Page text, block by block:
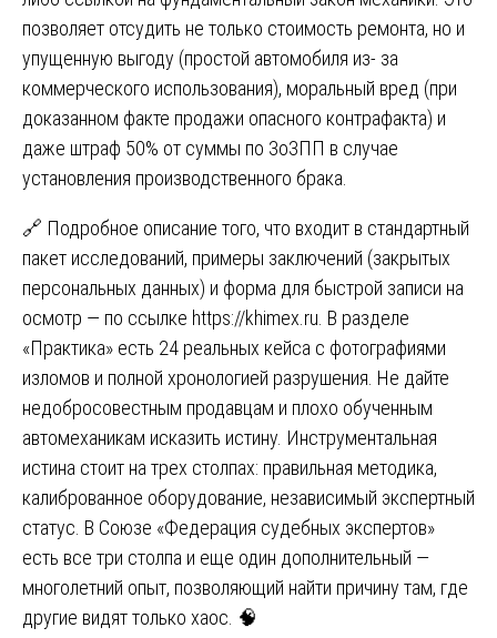
позволяет отсудить не только стоимость ремонта, но и
упущенную выгоду (простой автомобиля из- за
коммерческого использования), моральный вред (при
доказанном факте продажи опасного контрафакта) и
даже штраф 50% от суммы по ЗоЗПП в случае
установления производственного брака.
🔗 Подробное описание того, что входит в стандартный
пакет исследований, примеры заключений (закрытых
персональных данных) и форма для быстрой записи на
осмотр — по ссылке https://khimex.ru . В разделе
«Практика» есть 24 реальных кейса с фотографиями
изломов и полной хронологией разрушения. Не дайте
недобросовестным продавцам и плохо обученным
автомеханикам исказить истину. Инструментальная
истина стоит на трех столпах: правильная методика,
калиброванное оборудование, независимый экспертный
статус. В Союзе «Федерация судебных экспертов»
есть все три столпа и еще один дополнительный —
многолетний опыт, позволяющий найти причину там, где
другие видят только хаос. 🧠